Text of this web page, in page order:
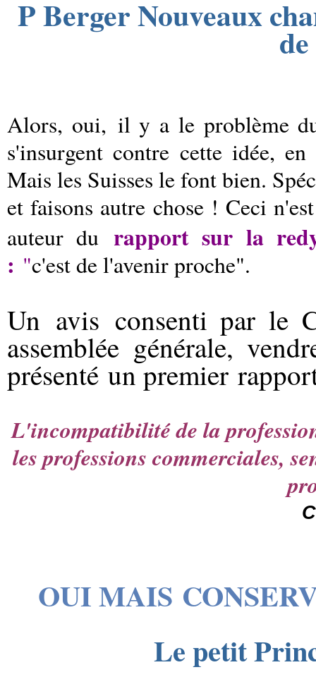
P Berger Nouveaux
Alors, oui, il y a le problème
s'insurgent contre cette idée,
Mais les Suisses le font bien.
et faisons autre chose ! Ceci
auteur du rapport sur la
: "c'est de l'avenir proche".
Un avis consenti par le
assemblée générale,
présenté un premier
L'incompatibilité de la
les professions commerciales,
OUI MAIS
Le petit